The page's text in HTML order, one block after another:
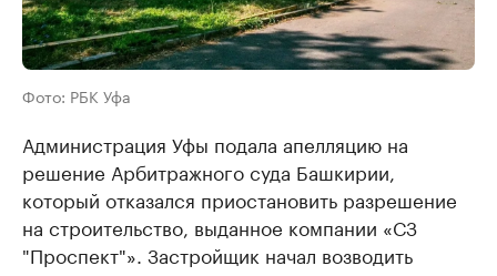
Фото: РБК Уфа
Администрация Уфы подала апелляцию на
решение Арбитражного суда Башкирии,
который отказался приостановить разрешение
на строительство, выданное компании «СЗ
"Проспект"». Застройщик начал возводить